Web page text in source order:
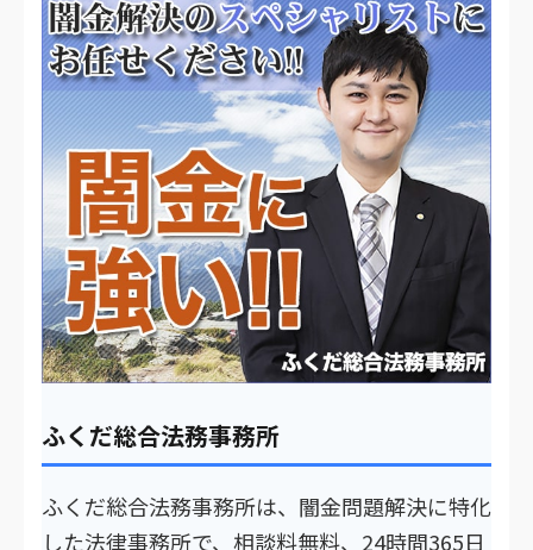
ふくだ総合法務事務所
ふくだ総合法務事務所は、闇金問題解決に特化
した法律事務所で、相談料無料、24時間365日